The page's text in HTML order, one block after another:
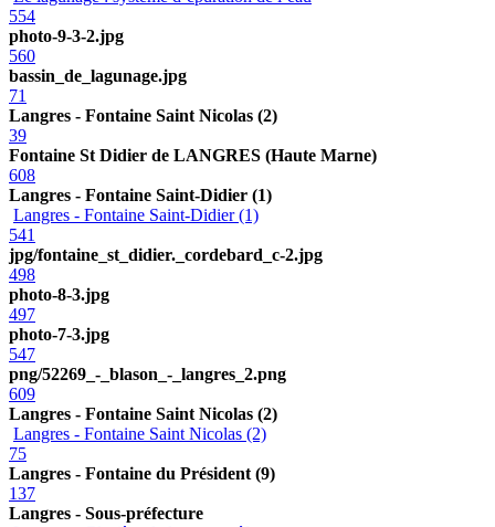
554
photo-9-3-2.jpg
560
bassin_de_lagunage.jpg
71
Langres - Fontaine Saint Nicolas (2)
39
Fontaine St Didier de LANGRES (Haute Marne)
608
Langres - Fontaine Saint-Didier (1)
Langres - Fontaine Saint-Didier (1)
541
jpg/fontaine_st_didier._cordebard_c-2.jpg
498
photo-8-3.jpg
497
photo-7-3.jpg
547
png/52269_-_blason_-_langres_2.png
609
Langres - Fontaine Saint Nicolas (2)
Langres - Fontaine Saint Nicolas (2)
75
Langres - Fontaine du Président (9)
137
Langres - Sous-préfecture